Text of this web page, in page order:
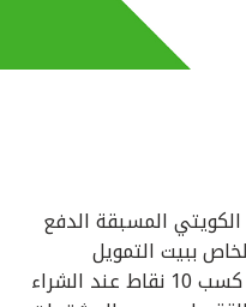
المسبقة الدفع
ببيت التمويل
الكويتي حيث يتمكن العميل من كسب 10 نقاط عند الشراء